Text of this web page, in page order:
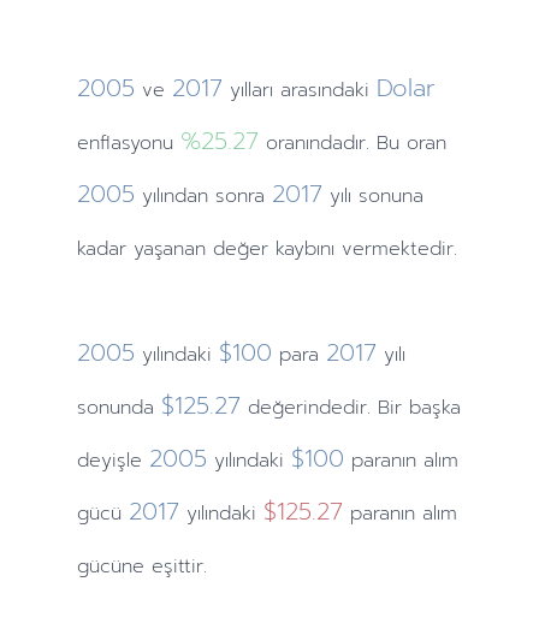
2005 ve 2017 yılları arasındaki Dolar
enflasyonu %25.27 oranındadır. Bu oran
2005 yılındansonra 2017 yılı sonuna
kadar yaşanan değer kaybını vermektedir.
2005 yılındaki $100 para 2017 yılı
sonunda $125.27 değerindedir. Bir başka
deyişle 2005 yılındaki $100 paranın alım
gücü 2017 yılındaki $125.27 paranın alım
gücüne eşittir.